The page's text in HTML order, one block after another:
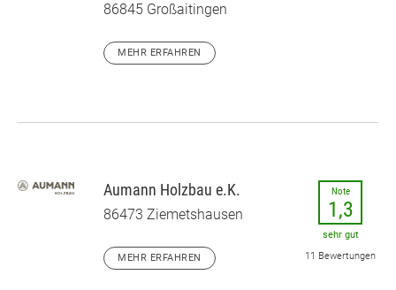
86845 Großaitingen
MEHR ERFAHREN
Aumann Holzbau e.K.
86473 Ziemetshausen
MEHR ERFAHREN
Note
1,3
sehr gut
11 Bewertungen